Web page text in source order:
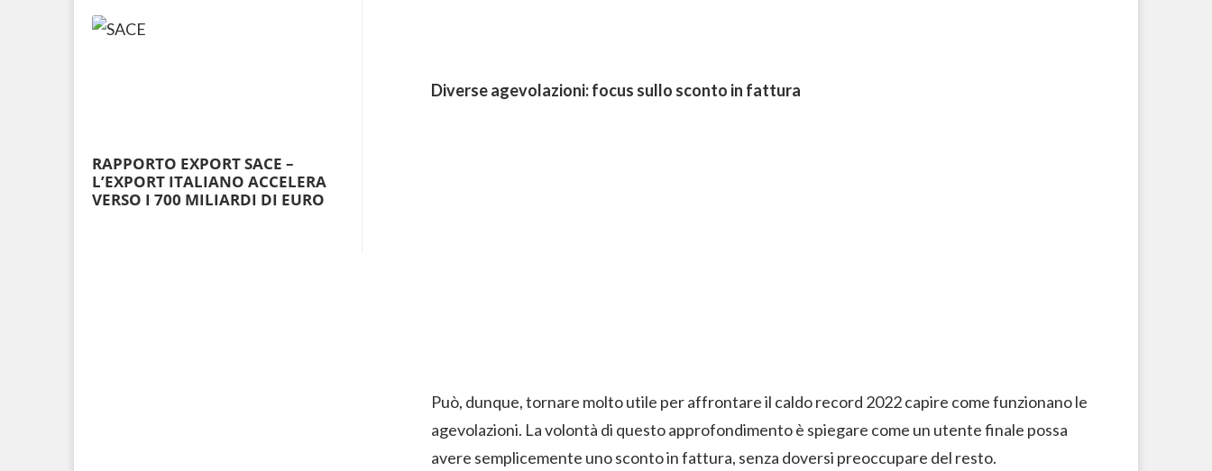
Diverse agevolazioni: focus sullo sconto in fattura
Può, dunque, tornare molto utile per affrontare il caldo record 2022 capire come funzionano le
agevolazioni. La volontà di questo approfondimento è spiegare come un utente finale possa
avere semplicemente uno sconto in fattura, senza doversi preoccupare del resto.
RAPPORTO EXPORT SACE –
L’EXPORT ITALIANO ACCELERA
VERSO I 700 MILIARDI DI EURO